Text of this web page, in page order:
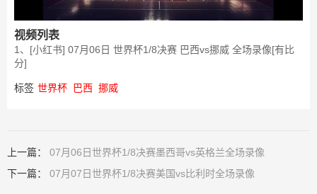
视频列表
1、[小红书] 07月06日 世界杯1/8决赛 巴西vs挪威 全场录像[有比
分]
标签 世界杯 巴西 挪威
上一篇： 07月06日世界杯1/8决赛墨西哥vs英格兰全场录像
下一篇： 07月07日世界杯1/8决赛美国vs比利时全场录像